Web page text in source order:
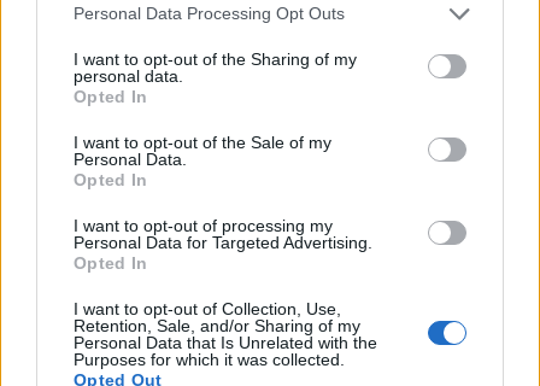
Personal Data Processing Opt Outs
I want to opt-out of the Sharing of my
personal data.
Opted In
I want to opt-out of the Sale of my
Personal Data.
Opted In
I want to opt-out of processing my
Personal Data for Targeted Advertising.
Opted In
I want to opt-out of Collection, Use,
Retention, Sale, and/or Sharing of my
Personal Data that Is Unrelated with the
Purposes for which it was collected.
Opted Out